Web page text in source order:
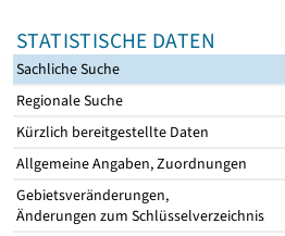
STATISTISCHE DATEN
Sachliche Suche
Regionale Suche
Kürzlich bereitgestellte Daten
Allgemeine Angaben, Zuordnungen
Gebietsveränderungen,
Änderungen zum Schlüsselverzeichnis